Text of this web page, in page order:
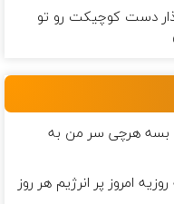
دست كوچیكت رو تو
بسه هرچی سر من به
امروز پر انرژیم هر روز